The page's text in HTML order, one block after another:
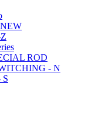
ROD
- N